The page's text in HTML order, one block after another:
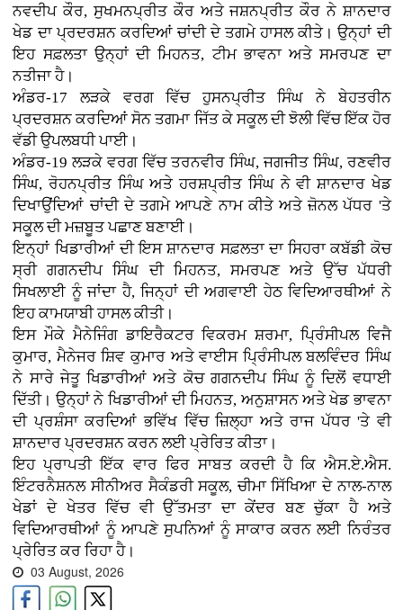
ਨਵਦੀਪ ਕੌਰ, ਸੁਖਮਨਪ੍ਰੀਤ ਕੌਰ ਅਤੇ ਜਸ਼ਨਪ੍ਰੀਤ ਕੌਰ ਨੇ ਸ਼ਾਨਦਾਰ
ਖੇਡ ਦਾ ਪ੍ਰਦਰਸ਼ਨ ਕਰਦਿਆਂ ਚਾਂਦੀ ਦੇ ਤਗਮੇ ਹਾਸਲ ਕੀਤੇ। ਉਨ੍ਹਾਂ ਦੀ
ਇਹ ਸਫ਼ਲਤਾ ਉਨ੍ਹਾਂ ਦੀ ਮਿਹਨਤ, ਟੀਮ ਭਾਵਨਾ ਅਤੇ ਸਮਰਪਣ ਦਾ
ਨਤੀਜਾ ਹੈ।
ਅੰਡਰ-17 ਲੜਕੇ ਵਰਗ ਵਿੱਚ ਹੁਸਨਪ੍ਰੀਤ ਸਿੰਘ ਨੇ ਬੇਹਤਰੀਨ
ਪ੍ਰਦਰਸ਼ਨ ਕਰਦਿਆਂ ਸੋਨ ਤਗਮਾ ਜਿੱਤ ਕੇ ਸਕੂਲ ਦੀ ਝੋਲੀ ਵਿੱਚ ਇੱਕ ਹੋਰ
ਵੱਡੀ ਉਪਲਬਧੀ ਪਾਈ।
ਅੰਡਰ-19 ਲੜਕੇ ਵਰਗ ਵਿੱਚ ਤਰਨਵੀਰ ਸਿੰਘ, ਜਗਜੀਤ ਸਿੰਘ, ਰਣਵੀਰ
ਸਿੰਘ, ਰੋਹਨਪ੍ਰੀਤ ਸਿੰਘ ਅਤੇ ਹਰਸ਼ਪ੍ਰੀਤ ਸਿੰਘ ਨੇ ਵੀ ਸ਼ਾਨਦਾਰ ਖੇਡ
ਦਿਖਾਉਂਦਿਆਂ ਚਾਂਦੀ ਦੇ ਤਗਮੇ ਆਪਣੇ ਨਾਮ ਕੀਤੇ ਅਤੇ ਜ਼ੋਨਲ ਪੱਧਰ 'ਤੇ
ਸਕੂਲ ਦੀ ਮਜ਼ਬੂਤ ਪਛਾਣ ਬਣਾਈ।
ਇਨ੍ਹਾਂ ਖਿਡਾਰੀਆਂ ਦੀ ਇਸ ਸ਼ਾਨਦਾਰ ਸਫ਼ਲਤਾ ਦਾ ਸਿਹਰਾ ਕਬੱਡੀ ਕੋਚ
ਸ੍ਰੀ ਗਗਨਦੀਪ ਸਿੰਘ ਦੀ ਮਿਹਨਤ, ਸਮਰਪਣ ਅਤੇ ਉੱਚ ਪੱਧਰੀ
ਸਿਖਲਾਈ ਨੂੰ ਜਾਂਦਾ ਹੈ, ਜਿਨ੍ਹਾਂ ਦੀ ਅਗਵਾਈ ਹੇਠ ਵਿਦਿਆਰਥੀਆਂ ਨੇ
ਇਹ ਕਾਮਯਾਬੀ ਹਾਸਲ ਕੀਤੀ।
ਇਸ ਮੌਕੇ ਮੈਨੇਜਿੰਗ ਡਾਇਰੈਕਟਰ ਵਿਕਰਮ ਸ਼ਰਮਾ, ਪ੍ਰਿੰਸੀਪਲ ਵਿਜੈ
ਕੁਮਾਰ, ਮੈਨੇਜਰ ਸ਼ਿਵ ਕੁਮਾਰ ਅਤੇ ਵਾਈਸ ਪ੍ਰਿੰਸੀਪਲ ਬਲਵਿੰਦਰ ਸਿੰਘ
ਨੇ ਸਾਰੇ ਜੇਤੂ ਖਿਡਾਰੀਆਂ ਅਤੇ ਕੋਚ ਗਗਨਦੀਪ ਸਿੰਘ ਨੂੰ ਦਿਲੋਂ ਵਧਾਈ
ਦਿੱਤੀ। ਉਨ੍ਹਾਂ ਨੇ ਖਿਡਾਰੀਆਂ ਦੀ ਮਿਹਨਤ, ਅਨੁਸ਼ਾਸਨ ਅਤੇ ਖੇਡ ਭਾਵਨਾ
ਦੀ ਪ੍ਰਸ਼ੰਸਾ ਕਰਦਿਆਂ ਭਵਿੱਖ ਵਿੱਚ ਜ਼ਿਲ੍ਹਾ ਅਤੇ ਰਾਜ ਪੱਧਰ 'ਤੇ ਵੀ
ਸ਼ਾਨਦਾਰ ਪ੍ਰਦਰਸ਼ਨ ਕਰਨ ਲਈ ਪ੍ਰੇਰਿਤ ਕੀਤਾ।
ਇਹ ਪ੍ਰਾਪਤੀ ਇੱਕ ਵਾਰ ਫਿਰ ਸਾਬਤ ਕਰਦੀ ਹੈ ਕਿ ਐਸ.ਏ.ਐਸ.
ਇੰਟਰਨੈਸ਼ਨਲ ਸੀਨੀਅਰ ਸੈਕੰਡਰੀ ਸਕੂਲ, ਚੀਮਾ ਸਿੱਖਿਆ ਦੇ ਨਾਲ-ਨਾਲ
ਖੇਡਾਂ ਦੇ ਖੇਤਰ ਵਿੱਚ ਵੀ ਉੱਤਮਤਾ ਦਾ ਕੇਂਦਰ ਬਣ ਚੁੱਕਾ ਹੈ ਅਤੇ
ਵਿਦਿਆਰਥੀਆਂ ਨੂੰ ਆਪਣੇ ਸੁਪਨਿਆਂ ਨੂੰ ਸਾਕਾਰ ਕਰਨ ਲਈ ਨਿਰੰਤਰ
ਪ੍ਰੇਰਿਤ ਕਰ ਰਿਹਾ ਹੈ।
03 August, 2026